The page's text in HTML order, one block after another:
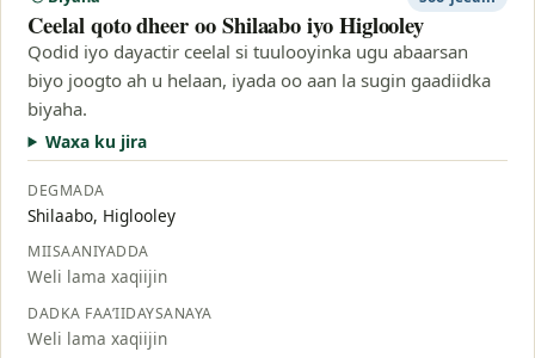
Ceelal qoto dheer oo Shilaabo iyo Higlooley
Qodid iyo dayactir ceelal si tuulooyinka ugu abaarsan
biyo joogto ah u helaan, iyada oo aan la sugin gaadiidka
biyaha.
Waxa ku jira
DEGMADA
Shilaabo, Higlooley
MIISAANIYADDA
Weli lama xaqiijin
DADKA FAA’IIDAYSANAYA
Weli lama xaqiijin